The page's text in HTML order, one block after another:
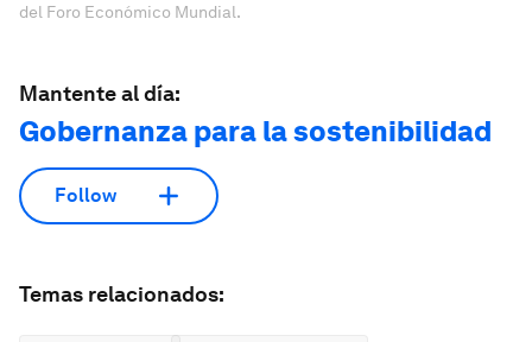
del Foro Económico Mundial.
Mantente al día:
Gobernanza para la sostenibilidad
Follow
Temas relacionados: